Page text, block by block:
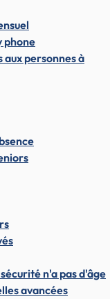
phone
personnes à
n'a pas d'âge
avancées